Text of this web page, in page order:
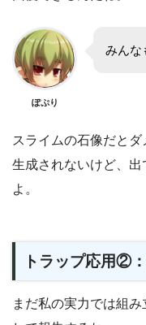
ぽぷり
みんな
スライムの石像だと
生成されないけど、
よ。
トラップ応用②
まだ私の実力では組